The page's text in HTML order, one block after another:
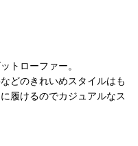
トローファー。
どのきれいめスタイルはも
履けるのでカジュアルなス